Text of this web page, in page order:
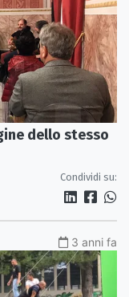
dello stesso
Condividi su:
3 anni fa